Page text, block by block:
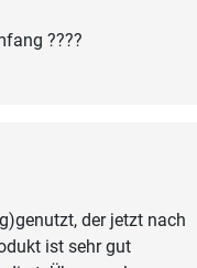
????
der jetzt nach
ist sehr gut